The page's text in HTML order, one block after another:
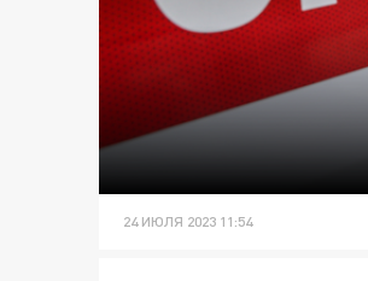
24 ИЮЛЯ 2023 11:54